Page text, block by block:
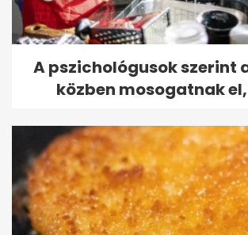
A pszichológusok szerint
közben mosogatnak